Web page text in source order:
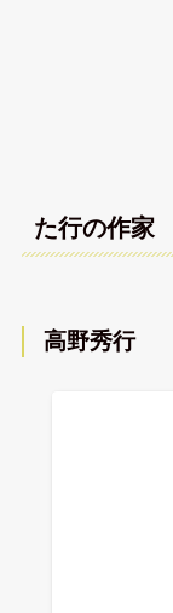
た行の作家
高野秀行